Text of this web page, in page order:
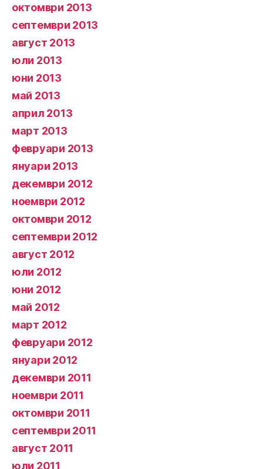
октомври 2013
септември 2013
август 2013
юли 2013
юни 2013
май 2013
април 2013
март 2013
февруари 2013
януари 2013
декември 2012
ноември 2012
октомври 2012
септември 2012
август 2012
юли 2012
юни 2012
май 2012
март 2012
февруари 2012
януари 2012
декември 2011
ноември 2011
октомври 2011
септември 2011
август 2011
юли 2011